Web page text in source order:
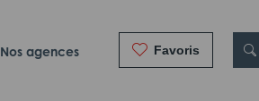
Nos agences Favoris